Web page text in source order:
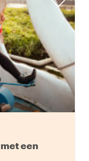
een